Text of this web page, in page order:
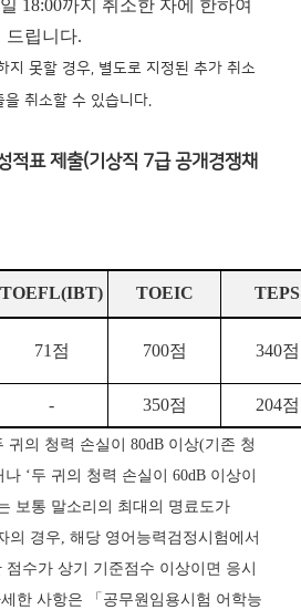
18:00까지 취소한 자에 한하여
드립니다.
지 못할 경우, 별도로 지정된 추가 취소
취소할 수 있습니다.
적표 제출(기상직 7급 공개경쟁채
TOEFL(IBT) TOEIC TEPS
71 점 700점 340점
- 350점 204점
귀의 청력 손실이 80dB 이상(기존 청
나 ‘두 귀의 청력 손실이 60dB 이상이
보통 말소리의 최대의 명료도가
의 경우, 해당 영어능력검정시험에서
점수가 상기 기준점수 이상이면 응시
한 사항은 「 공무원임용시험 어학능